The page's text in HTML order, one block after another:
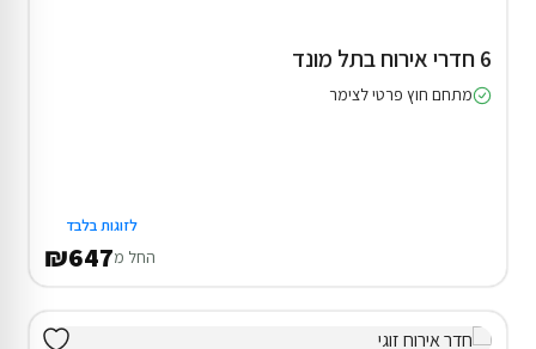
6 חדרי אירוח בתל מונד
מתחם חוץ פרטי לצימר
לזוגות בלבד
החל מ₪647